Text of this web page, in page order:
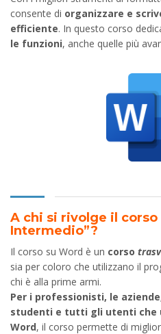
consente di organizzare e
efficiente. In questo corso
le funzioni, anche quelle più
A chi si rivolge il corso
Intermedio”?
Il corso su Word è un corso
sia per coloro che utilizzano il
chi è alla prime armi.
Per i professionisti, le
studenti e tutti gli utenti che
Word, il corso permette di